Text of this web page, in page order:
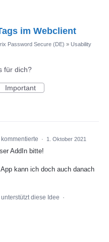
im Webclient
Password Secure (DE) » Usability
für dich?
Important
kommentierte · 1. Oktober 2021
AddIn bitte!
App kann ich doch auch danach
unterstützt diese Idee ·